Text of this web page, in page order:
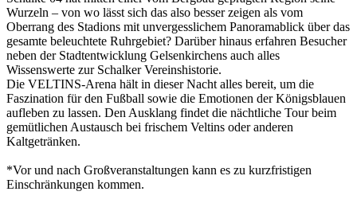
Wurzeln – von wo lässt sich das also besser zeigen als vom
Oberrang des Stadions mit unvergesslichem Panoramablick über das
gesamte beleuchtete Ruhrgebiet? Darüber hinaus erfahren Besucher
neben der Stadtentwicklung Gelsenkirchens auch alles
Wissenswerte zur Schalker Vereinshistorie.
Die VELTINS-Arena hält in dieser Nacht alles bereit, um die
Faszination für den Fußball sowie die Emotionen der Königsblauen
aufleben zu lassen. Den Ausklang findet die nächtliche Tour beim
gemütlichen Austausch bei frischem Veltins oder anderen
Kaltgetränken.
*Vor und nach Großveranstaltungen kann es zu kurzfristigen
Einschränkungen kommen.